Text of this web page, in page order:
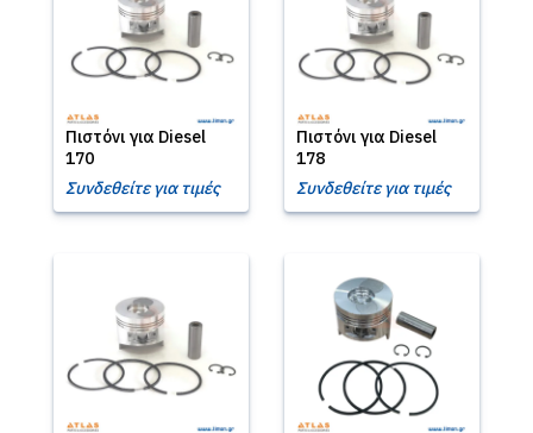
Πιστόνι για Diesel
170
Συνδεθείτε για τιμές
Πιστόνι για Diesel
178
Συνδεθείτε για τιμές